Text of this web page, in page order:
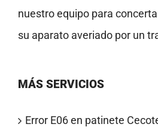
nuestro equipo para
su aparato averiado por un
MÁS SERVICIOS
Error E06 en patinete